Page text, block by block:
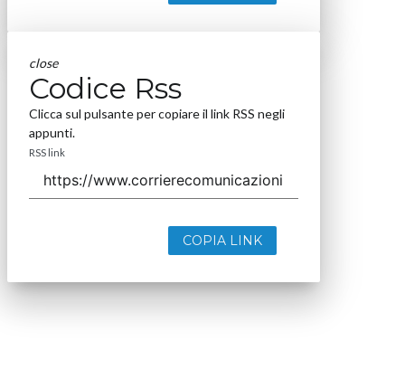
close
Codice Rss
Clicca sul pulsante per copiare il link RSS negli
appunti.
RSS link
COPIA LINK